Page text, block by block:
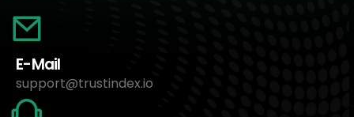
E-Mail
support@trustindex.io